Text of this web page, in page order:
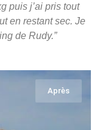
puis j’ai pris tout
en restant sec. Je
de Rudy.”
Après